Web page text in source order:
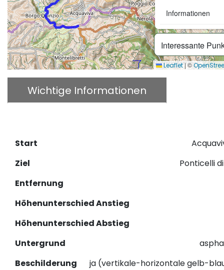
Interessante
Informationen
Leaflet|©
Wichtige Informationen
Start
Ziel
Ponticelli
Entfernung
Höhenunterschied Anstieg
Höhenunterschied Abstieg
Untergrund
Beschilderung
ja (vertikale-horizontale gelb-